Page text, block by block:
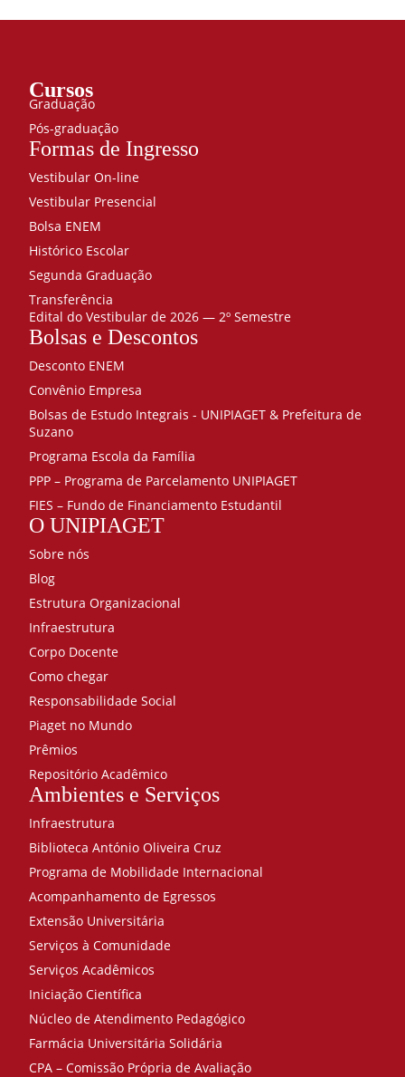
Cursos
Graduação
Pós-graduação
Formas de Ingresso
Vestibular On-line
Vestibular Presencial
Bolsa ENEM
Histórico Escolar
Segunda Graduação
Transferência
Edital do Vestibular de 2026 — 2º Semestre
Bolsas e Descontos
Desconto ENEM
Convênio Empresa
Bolsas de Estudo Integrais - UNIPIAGET & Prefeitura de
Suzano
Programa Escola da Família
PPP – Programa de Parcelamento UNIPIAGET
FIES – Fundo de Financiamento Estudantil
O UNIPIAGET
Sobre nós
Blog
Estrutura Organizacional
Infraestrutura
Corpo Docente
Como chegar
Responsabilidade Social
Piaget no Mundo
Prêmios
Repositório Acadêmico
Ambientes e Serviços
Infraestrutura
Biblioteca António Oliveira Cruz
Programa de Mobilidade Internacional
Acompanhamento de Egressos
Extensão Universitária
Serviços à Comunidade
Serviços Acadêmicos
Iniciação Científica
Núcleo de Atendimento Pedagógico
Farmácia Universitária Solidária
CPA – Comissão Própria de Avaliação